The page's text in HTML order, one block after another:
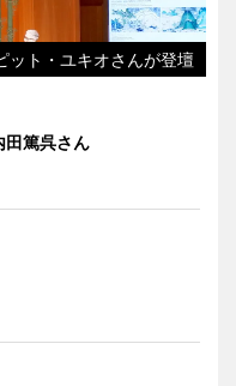
ット・ユキオさんが登壇
田篤呉さん